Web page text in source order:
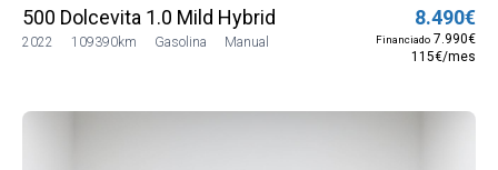
500 Dolcevita 1.0 Mild Hybrid
2022 109390km Gasolina Manual
8.490€
Financiado 7.990€
115€/mes